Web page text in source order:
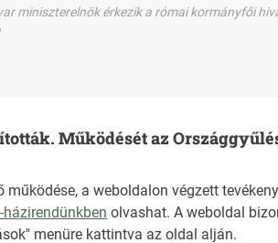
a weboldalon végzett
házirendünkben olvashat. A weboldal
menüre kattintva az oldal alján.
miniszterelnök érkezik a római kormányfői
Működését az